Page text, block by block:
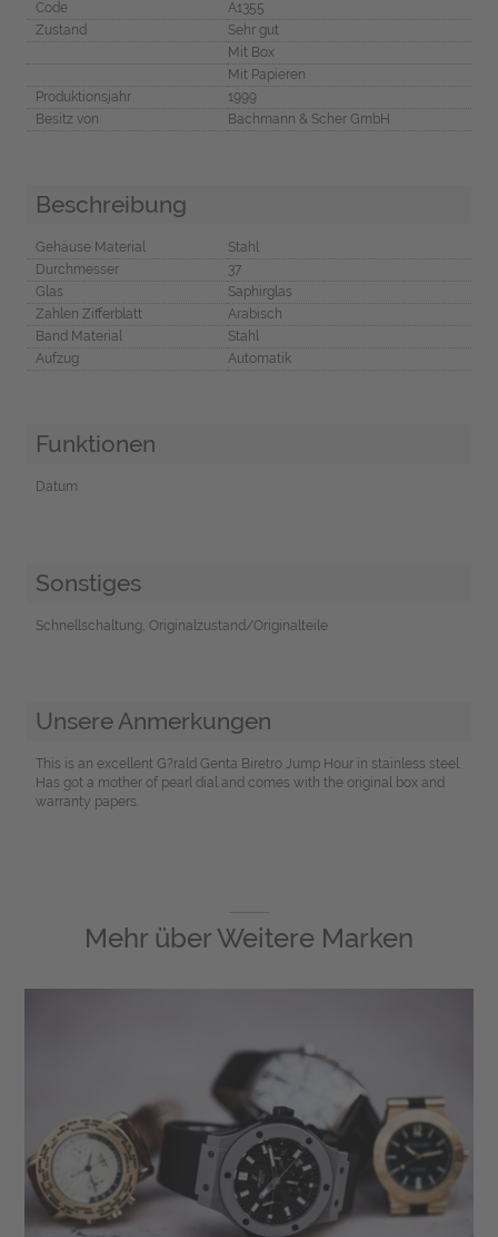
Code
A1355
Zustand
Sehr gut
Mit Box
Mit Papieren
Produktionsjahr
1999
Besitz von
Bachmann & Scher GmbH
Beschreibung
Gehäuse Material
Stahl
Durchmesser
37
Glas
Saphirglas
Zahlen Zifferblatt
Arabisch
Band Material
Stahl
Aufzug
Automatik
Funktionen
Datum
Sonstiges
Schnellschaltung, Originalzustand/Originalteile
Unsere Anmerkungen
This is an excellent G?rald Genta Biretro Jump Hour in stainless steel.
Has got a mother of pearl dial and comes with the original box and
warranty papers.
Mehr überWeitere Marken